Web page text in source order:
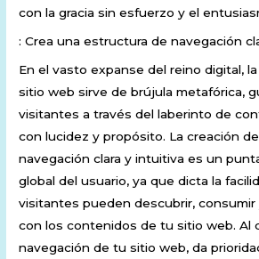
con la gracia sin esfuerzo y el
: Crea una estructura de navegación
En el vasto expanse del reino digital,
sitio web sirve de brújula metafórica,
visitantes a través del laberinto de
con lucidez y propósito. La creación
navegación clara y intuitiva es un
global del usuario, ya que dicta la
visitantes pueden descubrir,
con los contenidos de tu sitio web. Al
navegación de tu sitio web, da